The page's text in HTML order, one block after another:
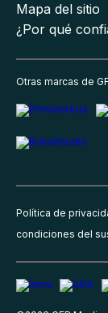
Mapa del sitio
¿Por qué
Otras marcas de
Política de
condiciones del